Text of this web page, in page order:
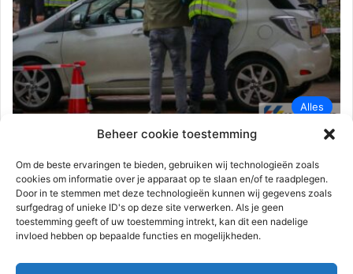
Beheer cookie toestemming
Om de beste ervaringen te bieden, gebruiken wij technologieën zoals
cookies om informatie over je apparaat op te slaan en/of te raadplegen.
Door in te stemmen met deze technologieën kunnen wij gegevens zoals
surfgedrag of unieke ID's op deze site verwerken. Als je geen
toestemming geeft of uw toestemming intrekt, kan dit een nadelige
invloed hebben op bepaalde functies en mogelijkheden.
Alles
9 maart 2023 0 1.618
Grote verkeerscontrole door politie en
Belastingdienst | Rotterdam-Zuid
Rotterdam – de politie en Belastingdienst hebben donderdag 9
maart een grote verkeerscontrole gehouden op Zuid. Aan de